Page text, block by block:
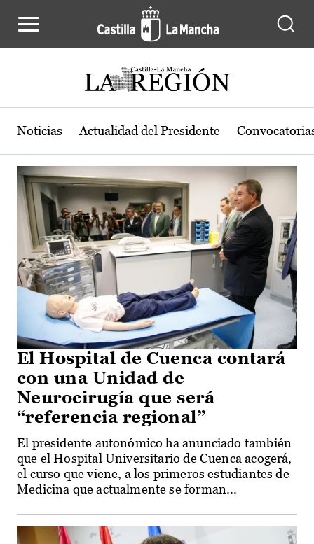
Actualidad de la región de Castilla-
Noticias Actualidad del Presidente
El Hospital de Cuenca contará
con una Unidad de
Neurocirugía que será
“referencia regional”
El presidente autonómico ha anunciado también
que el Hospital Universitario de Cuenca acogerá,
el curso que viene, a los primeros estudiantes de
Medicina que actualmente se forman...